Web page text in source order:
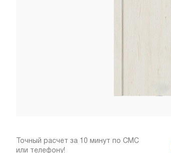
Точный расчет за 10 минут по СМС
или телефону!